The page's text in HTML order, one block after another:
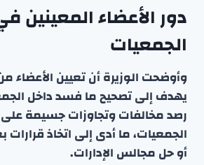
دور الأعضاء المعينين
الجمعيات
وأوضحت الوزيرة أن تعيين الأعضاء
يهدف إلى تصحيح ما فسد داخل
رصد مخالفات وتجاوزات جسيمة
الجمعيات، ما أدى إلى اتخاذ
أو حل مجالس الإدارات.